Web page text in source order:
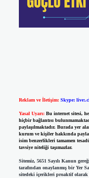
Reklam ve İletişim: Skype:
Yasal Uyarı: Bu internet sitesi,
hiçbir bağlantısı
paylaşılmaktadır. Burada yer
kurum ve kişiler hakkında
isim benzerlikleri tamamen
tavsiye niteliği taşımazlar.
Sitemiz, 5651 Sayılı Kanun
tarafından onaylanmış bir Yer
sitedeki içerikleri proaktif olarak